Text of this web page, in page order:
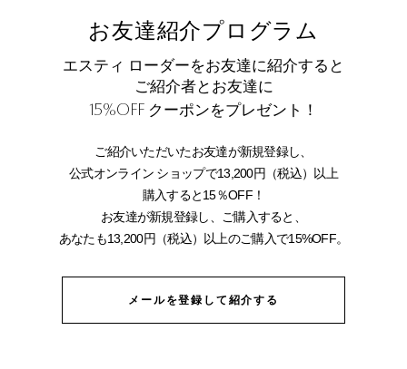
お友達紹介プログラム
エスティ ローダーをお友達に紹介すると
ご紹介者とお友達に
15%OFFクーポンをプレゼント！
ご紹介いただいたお友達が新規登録し、
公式オンライン ショップで13,200円（税込）以上
購入すると15％OFF！
お友達が新規登録し、ご購入すると、
あなたも13,200円（税込）以上のご購入で15%OFF。
メールを登録して紹介する